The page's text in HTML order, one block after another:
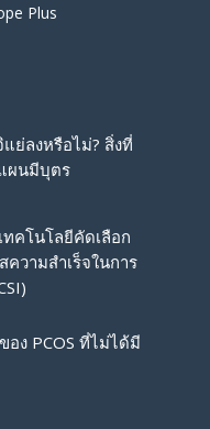
Plus
ย่ลงหรือไม่? สิ่งที่
ผนมีบุตร
ทคโนโลยีคัดเลือก
วามสำเร็จในการ
อง PCOS ที่ไม่ได้มี